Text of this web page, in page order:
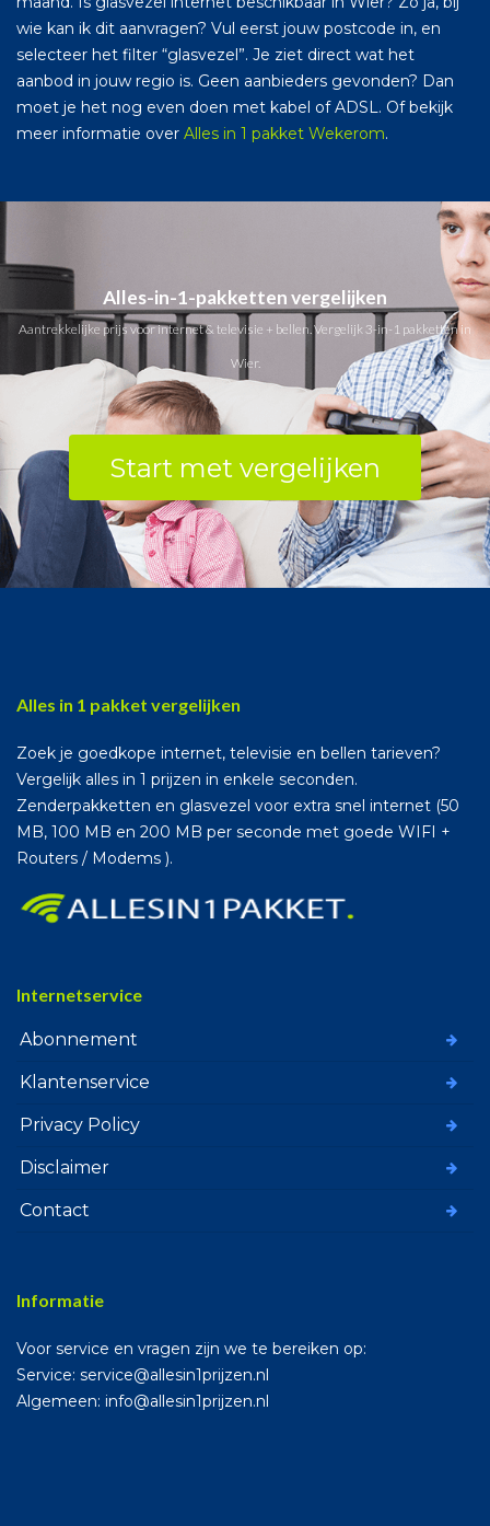
wie kan ik dit aanvragen? Vul eerst jouw postcode in, en
selecteer het filter “glasvezel”. Je ziet direct wat het
aanbod in jouw regio is. Geen aanbieders gevonden? Dan
moet je het nog even doen met kabel of ADSL. Of bekijk
meer informatie over Alles in 1 pakket Wekerom.
Alles-in-1-pakketten vergelijken
Aantrekkelijke prijs voor internet & televisie + bellen. Vergelijk 3-in-1 pakketten in
Wier.
Start met vergelijken
Alles in 1 pakket vergelijken
Zoek je goedkope internet, televisie en bellen tarieven?
Vergelijk alles in 1 prijzen in enkele seconden.
Zenderpakketten en glasvezel voor extra snel internet (50
MB, 100 MB en 200 MB per seconde met goede WIFI +
Routers / Modems ).
Internetservice
Abonnement
Klantenservice
Privacy Policy
Disclaimer
Contact
Informatie
Voor service en vragen zijn we te bereiken op:
Service: service@allesin1prijzen.nl
Algemeen: info@allesin1prijzen.nl